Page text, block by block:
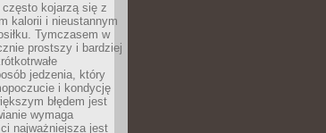
kojarzą się z
kalorii i nieustannym
Tymczasem w
prostszy i bardziej
jedzenia, który
i kondycję
błędem jest
wymaga
najważniejsza jest